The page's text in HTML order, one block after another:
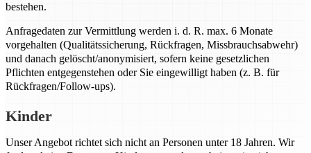
bestehen.
Anfragedaten zur Vermittlung werden i. d. R. max. 6 Monate
vorgehalten (Qualitätssicherung, Rückfragen, Missbrauchsabwehr)
und danach gelöscht/anonymisiert, sofern keine gesetzlichen
Pflichten entgegenstehen oder Sie eingewilligt haben (z. B. für
Rückfragen/Follow-ups).
Kinder
Unser Angebot richtet sich nicht an Personen unter 18 Jahren. Wir